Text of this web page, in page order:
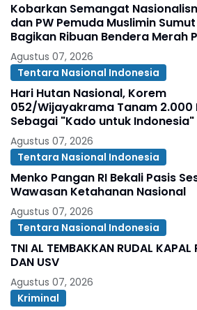
Kobarkan Semangat
dan PW Pemuda Muslimin
Bagikan Ribuan Bendera Merah
Agustus 07, 2026
Tentara Nasional Indonesia
Hari Hutan Nasional, Korem
052/Wijayakrama Tanam 2.000
Sebagai "Kado untuk Indonesia"
Agustus 07, 2026
Tentara Nasional Indonesia
Menko Pangan RI Bekali Pasis
Wawasan Ketahanan Nasional
Agustus 07, 2026
Tentara Nasional Indonesia
TNI AL TEMBAKKAN RUDAL KAPAL
DAN USV
Agustus 07, 2026
Kriminal